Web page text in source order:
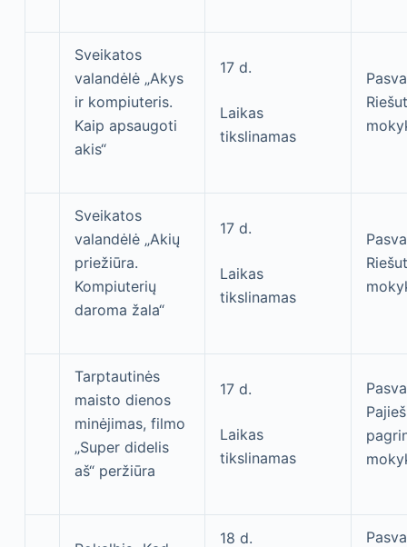
Sveikatos
valandėlė „Akys
ir kompiuteris.
Kaip apsaugoti
akis“
17 d.
Laikas
tikslinamas
Sveikatos
valandėlė „Akių
priežiūra.
Kompiuterių
daroma žala“
17 d.
Laikas
tikslinamas
Tarptautinės
maisto dienos
minėjimas, filmo
„Super didelis
aš“ peržiūra
17 d.
Laikas
tikslinamas
18 d.